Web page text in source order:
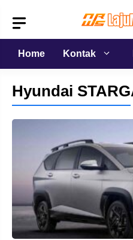
isi
Home
Kontak
Hyundai